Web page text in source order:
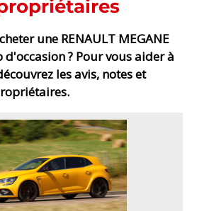
une RENAULT MEGANE
d'occasion ? Pour vous aider à
les avis, notes et